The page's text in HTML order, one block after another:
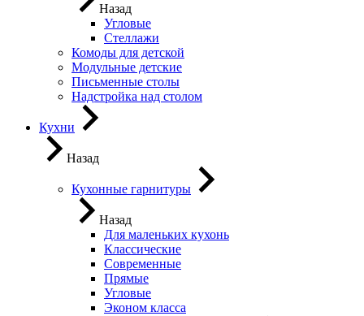
Назад
Угловые
Стеллажи
Комоды для детской
Модульные детские
Письменные столы
Надстройка над столом
Кухни
Назад
Кухонные гарнитуры
Назад
Для маленьких кухонь
Классические
Современные
Прямые
Угловые
Эконом класса